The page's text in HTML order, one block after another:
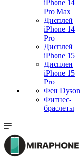
iPhone 14
Pro Max
Дисплей
iPhone 14
Pro
Дисплей
iPhone 15
Дисплей
iPhone 15
Pro
Фен Dyson
Фитнес-
браслеты